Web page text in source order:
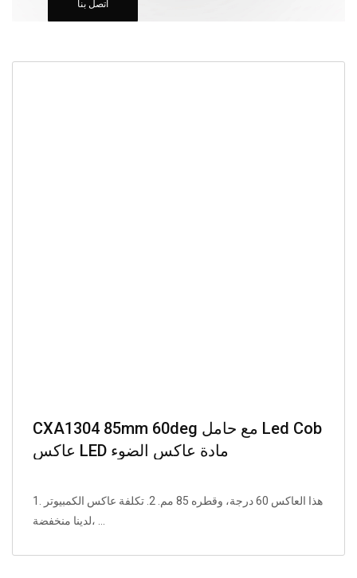
اتصل بنا
CXA1304 85mm 60deg مع حامل Led Cob
عاكس LED مادة عاكس الضوء
1. هذا العاكس 60 درجة، وقطره 85 مم. 2. تكلفة عاكس الكمبيوتر
لدينا منخفضة، ...